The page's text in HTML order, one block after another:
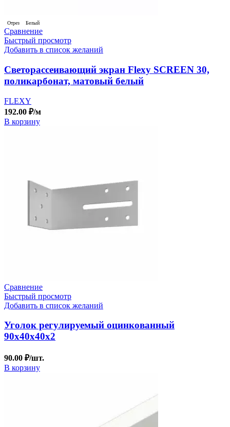
Отрез Белый
Сравнение
Быстрый просмотр
Добавить в список желаний
Светорассеивающий экран Flexy SCREEN 30,
поликарбонат, матовый белый
FLEXY
192.00 ₽/м
В корзину
Сравнение
Быстрый просмотр
Добавить в список желаний
Уголок регулируемый оцинкованный
90х40х40х2
90.00 ₽/шт.
В корзину